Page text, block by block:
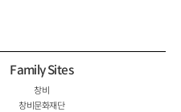
Family Sites
창비
창비문화재단